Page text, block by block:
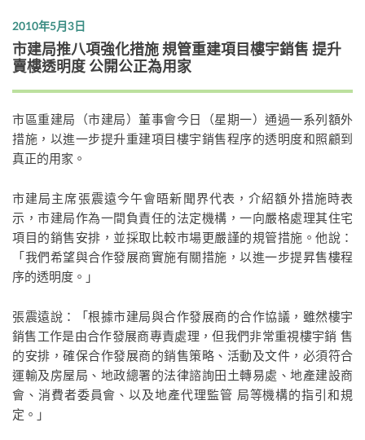
2010年5月3日
市建局推八項強化措施 規管重建項目樓宇銷售 提升
賣樓透明度 公開公正為用家
市區重建局（市建局）董事會今日（星期一）通過一系列額外
措施，以進一步提升重建項目樓宇銷售程序的透明度和照顧到
真正的用家。
市建局主席張震遠今午會晤新聞界代表，介紹額外措施時表
示，市建局作為一間負責任的法定機構，一向嚴格處理其住宅
項目的銷售安排，並採取比較市場更嚴謹的規管措施。他說：
「我們希望與合作發展商實施有關措施，以進一步提昇售樓程
序的透明度。」
張震遠說：「根據市建局與合作發展商的合作協議，雖然樓宇
銷售工作是由合作發展商專責處理，但我們非常重視樓宇銷 售
的安排，確保合作發展商的銷售策略、活動及文件，必須符合
運輸及房屋局、地政總署的法律諮詢田土轉易處、地產建設商
會、消費者委員會、以及地產代理監管 局等機構的指引和規
定。」